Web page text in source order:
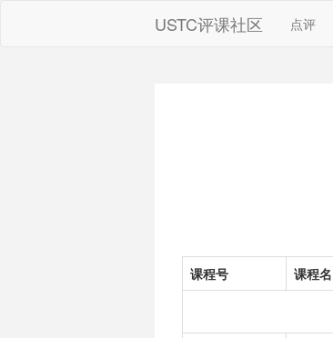
USTC评课社区 点评
课程号 课程名